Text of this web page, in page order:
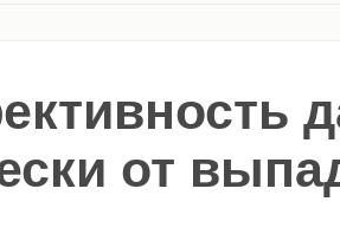
от